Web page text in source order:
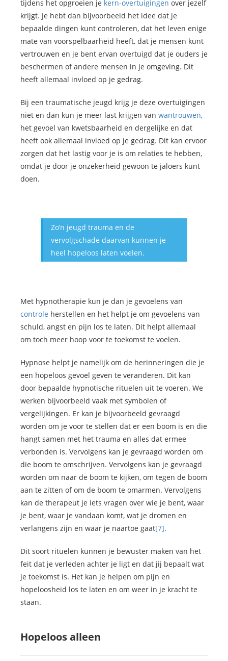
tijdens het opgroeien je kern-overtuigingen over jezelf
krijgt. Je hebt dan bijvoorbeeld het idee dat je
bepaalde dingen kunt controleren, dat het leven enige
mate van voorspelbaarheid heeft, dat je mensen kunt
vertrouwen en je bent ervan overtuigd dat je ouders je
beschermen of andere mensen in je omgeving. Dit
heeft allemaal invloed op je gedrag.
Bij een traumatische jeugd krijg je deze overtuigingen
niet en dan kun je meer last krijgen van wantrouwen,
het gevoel van kwetsbaarheid en dergelijke en dat
heeft ook allemaal invloed op je gedrag. Dit kan ervoor
zorgen dat het lastig voor je is om relaties te hebben,
omdat je door je onzekerheid gewoon te jaloers kunt
doen.
Zo’n jeugd trauma en de
vervolgschade daarvan kunnen je
heel hopeloos laten voelen.
Met hypnotherapie kun je dan je gevoelens van
controle herstellen en het helpt je om gevoelens van
schuld, angst en pijn los te laten. Dit helpt allemaal
om toch meer hoop voor te toekomst te voelen.
Hypnose helpt je namelijk om de herinneringen die je
een hopeloos gevoel geven te veranderen. Dit kan
door bepaalde hypnotische rituelen uit te voeren. We
werken bijvoorbeeld vaak met symbolen of
vergelijkingen. Er kan je bijvoorbeeld gevraagd
worden om je voor te stellen dat er een boom is en die
hangt samen met het trauma en alles dat ermee
verbonden is. Vervolgens kan je gevraagd worden om
die boom te omschrijven. Vervolgens kan je gevraagd
worden om naar de boom te kijken, om tegen de boom
aan te zitten of om de boom te omarmen. Vervolgens
kan de therapeut je iets vragen over wie je bent, waar
je bent, waar je vandaan komt, wat je dromen en
verlangens zijn en waar je naartoe gaat[7].
Dit soort rituelen kunnen je bewuster maken van het
feit dat je verleden achter je ligt en dat jij bepaalt wat
je toekomst is. Het kan je helpen om pijn en
hopeloosheid los te laten en om weer in je kracht te
staan.
Hopeloos alleen